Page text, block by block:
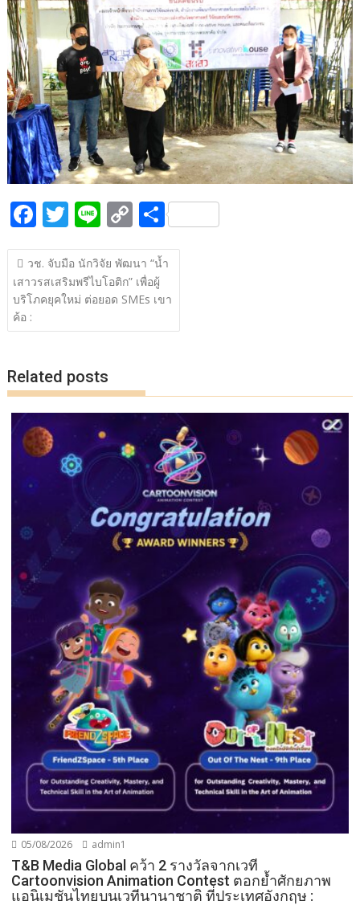
o
o
k
Li
n
k
F
ac
e
b
o
o
k
T
w
itt
er
Li
n
e
C
o
p
y
n
S
h
ar
e
แนะแนว
เรื่อง
วช. จับมือ นักวิจัย พัฒนา “น้ำ
เสาวรสเสริมพรีไบโอติก” เพื่อผู้
บริโภคยุคใหม่ ต่อยอด SMEs เขา
ค้อ :
Related posts
05/08/2026 admin1
T&B Media Global คว้า 2 รางวัลจากเวที
Cartoonvision Animation Contest ตอกย้ำศักยภาพ
แอนิเมชันไทยบนเวทีนานาชาติ ที่ประเทศอังกฤษ :